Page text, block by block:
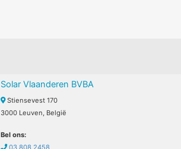
Solar Vlaanderen BVBA
Stiensevest 170
3000 Leuven, België
Bel ons:
03 808 2458